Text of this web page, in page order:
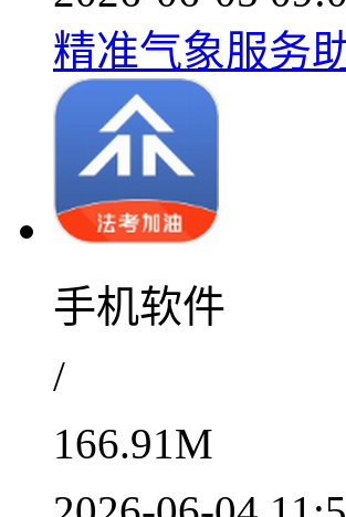
精准气象服务
手机软件
/
166.91M